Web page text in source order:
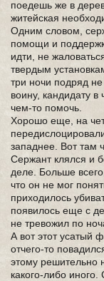
поедешь же в
житейская
Одним словом,
помощи и
идти, не
твердым
три ночи подряд
воину, кандидату
чем-то помочь.
Хорошо еще, на
западнее. Вот там
Сержант клялся и
деле. Больше
что он не мог
приходилось
появилось еще с
не тревожил по
А вот этот усатый
отчего-то
этому решительно
какого-либо иного.